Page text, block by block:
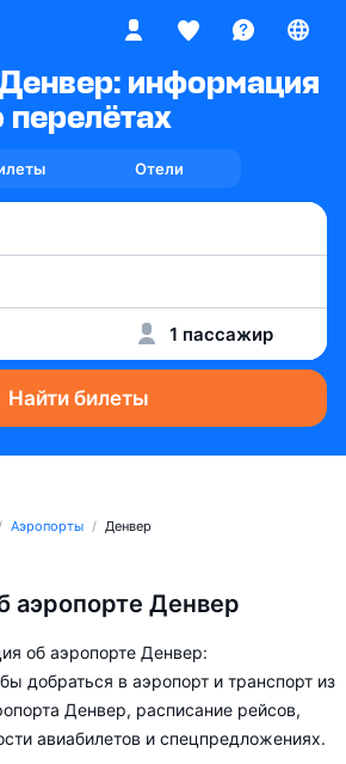
информация
перелётах
Отели
1 пассажир
Найти билеты
Аэропорты Денвер
аэропорте Денвер
об аэропорте Денвер:
добраться в аэропорт и транспорт из
Денвер, расписание рейсов,
авиабилетов и спецпредложениях.